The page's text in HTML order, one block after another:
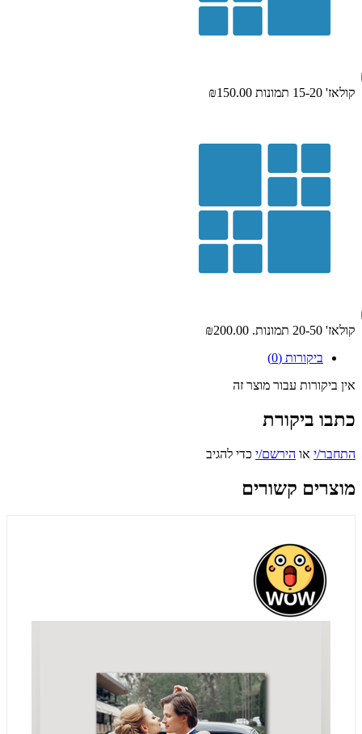
קולאז' 15-20 תמונות ₪150.00
קולאז' 20-50 תמונות.
₪200.00
ביקורות (0)
אין ביקורות עבור מוצר זה
כתבו ביקורת
התחבר/י או הירשם/י כדי להגיב
מוצרים קשורים